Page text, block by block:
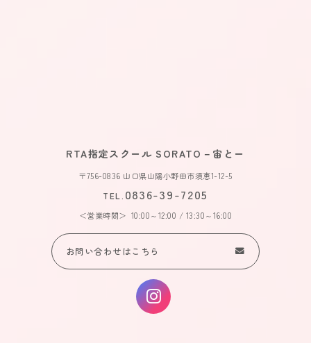
RTA指定スクール SORATO－宙とー
〒756-0836 山口県山陽小野田市須恵1-12-5
TEL. 0836-39-7205
営業時間 10:00～12:00 / 13:30～16:00
お問い合わせはこちら